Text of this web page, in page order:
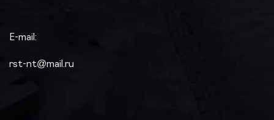
E-mail:
rst-nt@mail.ru